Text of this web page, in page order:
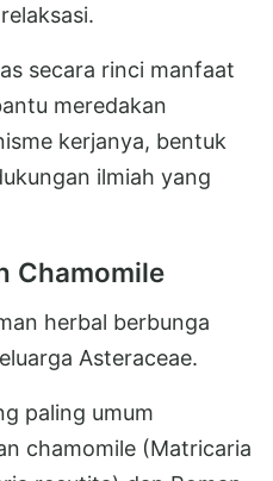
secara rinci manfaat
meredakan
kerjanya, bentuk
ilmiah yang
Chamomile
herbal berbunga
Asteraceae.
paling umum
chamomile (Matricaria